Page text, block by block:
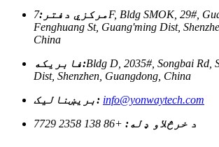
مرکزي دفتر:7F, Bldg SMOK, 29#, Guangyuaner Rd,
Fenghuang St, Guang'ming Dist,
China
فابریکه:Bldg D, 2035#, Songbai Rd,
Dist, Shenzhen, Guangdong, China
بریښنالیک: info@yonwaytech.com
د خرڅلاو ډله: +86 138 2358 7729